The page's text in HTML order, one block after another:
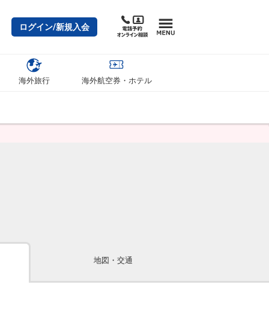
ログイン/新規入会
海外旅行 海外航空券・ホテル
地図・交通